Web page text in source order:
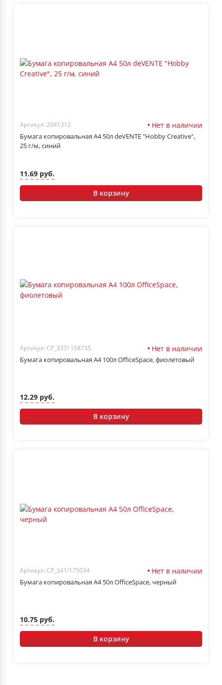
Артикул: 2041312 Нет в наличии
Бумага копировальная А4 50л deVENTE "Hobby Creative",
25 г/м, синий
11.69 руб.
В корзину
Артикул: CP_337/ 158735 Нет в наличии
Бумага копировальная А4 100л OfficeSpace, фиолетовый
12.29 руб.
В корзину
Артикул: CP_341/175034 Нет в наличии
Бумага копировальная А4 50л OfficeSpace, черный
10.75 руб.
В корзину